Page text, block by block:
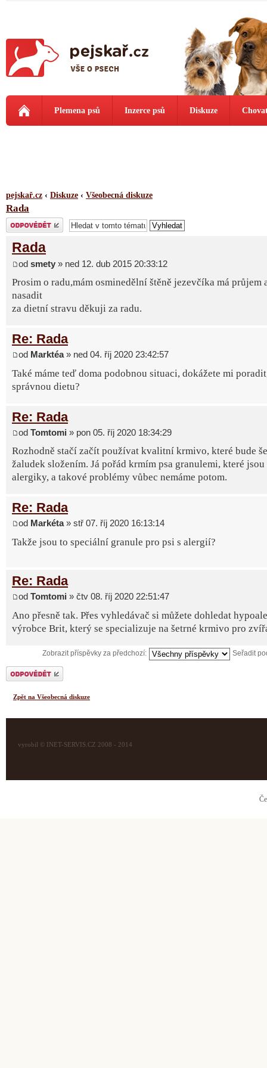
Plemena psů Inzerce psů Diskuze
pejskař.cz ‹ Diskuze ‹ Všeobecná diskuze
Rada
Odeslat odpověď
Rada
od smety » ned 12. dub 2015 20:33:12
Prosim o radu,mám osminedělní štěně jezevčíka má průjem
nasadit
za dietní stravu děkuji za radu.
Re: Rada
od Marktéa» ned 04. říj 2020 23:42:57
Také máme teď doma podobnou situaci, dokážete mi
správnou dietu?
Re: Rada
od Tomtomi » pon 05. říj 2020 18:34:29
Rozhodně stačí začít používat kvalitní krmivo, které bude
žaludek složením. Já pořád krmím psa granulemi, které
alergiky, a takové problémy vůbec nemáme potom.
Re: Rada
od Markéta» stř 07. říj 2020 16:13:14
Takže jsou to speciální granule pro psi s alergií?
Re: Rada
od Tomtomi » čtv 08. říj 2020 22:51:47
Ano přesně tak. Přes vyhledávač si můžete dohledat
výrobce Brit, který se specializuje na šetrné krmivo pro
Zobrazit příspěvky za předchozí: Seřadit
Odeslat odpověď
Zpět na Všeobecná diskuze
vyrobil © INET-SERVIS.CZ 2008 - 2014